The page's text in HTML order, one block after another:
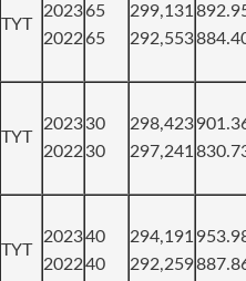
TYT
2023
2022
65
65
299,131
292,553
TYT
2023
2022
30
30
298,423
297,241
TYT
2023
2022
40
40
294,191
292,259